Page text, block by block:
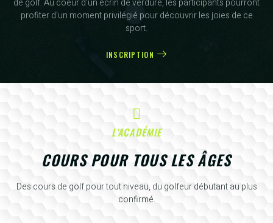
de golf. Au coeur d'un écrin de verdure, les participants pourront
profiter d'un moment privilégié pour découvrir les joies de ce
sport.
INSCRIPTION
L'ACADÉMIE
COURS POUR TOUS LES ÂGES
Des cours de golf pour tout niveau, du golfeur débutant au plus
confirmé.